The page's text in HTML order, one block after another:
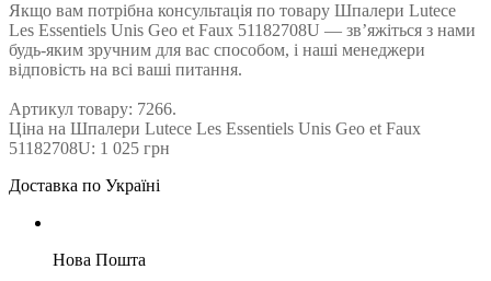
Якщо вам потрібна консультація по товару Шпалери Lutece
Les Essentiels Unis Geo et Faux 51182708U — зв’яжіться з нами
будь-яким зручним для вас способом, і наші менеджери
відповість на всі ваші питання.
Артикул товару: 7266.
Ціна на Шпалери Lutece Les Essentiels Unis Geo et Faux
51182708U: 1 025 грн
Доставка по Україні
Нова Пошта